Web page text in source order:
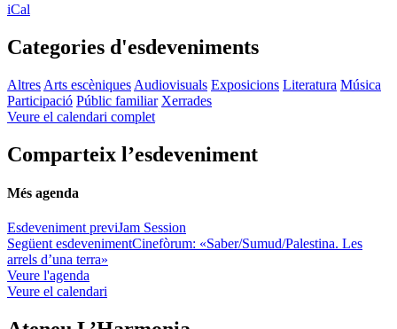
iCal
Categories d'esdeveniments
Altres Arts escèniques Audiovisuals Exposicions Literatura Música
Participació Públic familiar Xerrades
Veure el calendari complet
Comparteix l’esdeveniment
Més agenda
Esdeveniment previJam Session
Següent esdevenimentCinefòrum: «Saber/Sumud/Palestina. Les
arrels d’una terra»
Veure l'agenda
Veure el calendari